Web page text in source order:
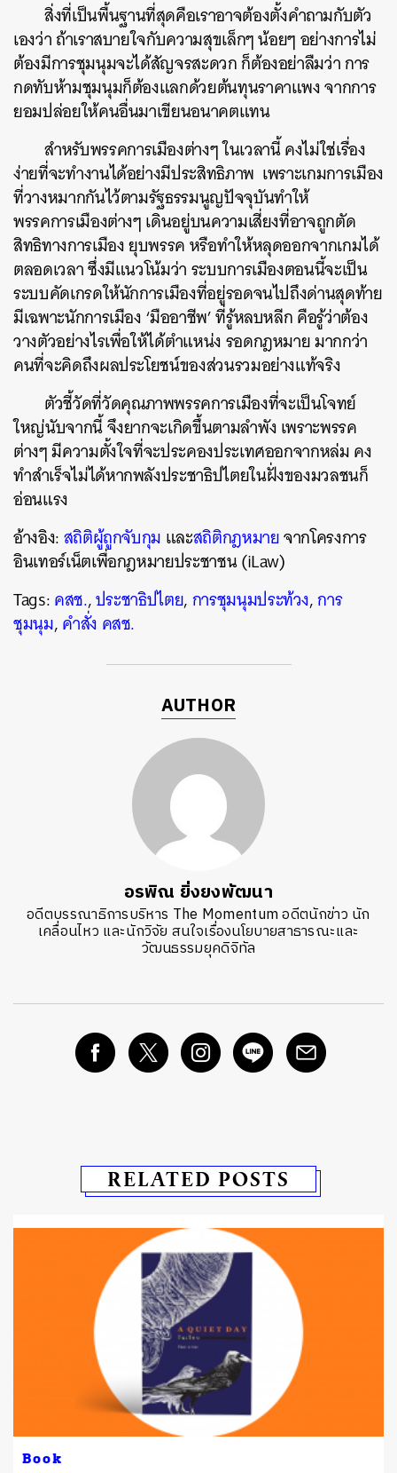
สิ่งที่เป็นพื้นฐานที่สุดคือเราอาจต้องตั้งคำถามกับตัว
เองว่า ถ้าเราสบายใจกับความสุขเล็กๆ น้อยๆ อย่างการไม่
ต้องมีการชุมนุมจะได้สัญจรสะดวก ก็ต้องอย่าลืมว่า การ
กดทับห้ามชุมนุมก็ต้องแลกด้วยต้นทุนราคาแพง จากการ
ยอมปล่อยให้คนอื่นมาเขียนอนาคตแทน
สำหรับพรรคการเมืองต่างๆ ในเวลานี้ คงไม่ใช่เรื่อง
ง่ายที่จะทำงานได้อย่างมีประสิทธิภาพ เพราะเกมการเมือง
ที่วางหมากกันไว้ตามรัฐธรรมนูญปัจจุบันทำให้
พรรคการเมืองต่างๆ เดินอยู่บนความเสี่ยงที่อาจถูกตัด
สิทธิทางการเมือง ยุบพรรค หรือทำให้หลุดออกจากเกมได้
ตลอดเวลา ซึ่งมีแนวโน้มว่า ระบบการเมืองตอนนี้จะเป็น
ระบบคัดเกรดให้นักการเมืองที่อยู่รอดจนไปถึงด่านสุดท้าย
มีเฉพาะนักการเมือง ‘มืออาชีพ’ ที่รู้หลบหลีก คือรู้ว่าต้อง
วางตัวอย่างไรเพื่อให้ได้ตำแหน่ง รอดกฎหมาย มากกว่า
คนที่จะคิดถึงผลประโยชน์ของส่วนรวมอย่างแท้จริง
ตัวชี้วัดที่วัดคุณภาพพรรคการเมืองที่จะเป็นโจทย์
ใหญ่นับจากนี้ จึงยากจะเกิดขึ้นตามลำพัง เพราะพรรค
ต่างๆ มีความตั้งใจที่จะประคองประเทศออกจากหล่ม คง
ทำสำเร็จไม่ได้หากพลังประชาธิปไตยในฝั่งของมวลชนก็
อ่อนแรง
อ้างอิง:สถิติผู้ถูกจับกุม และสถิติกฎหมายจากโครงการ
อินเทอร์เน็ตเพื่อกฎหมายประชาชน (iLaw)
Tags:คสช.,ประชาธิปไตย,การชุมนุมประท้วง,การ
ชุมนุม,คำสั่ง คสช.
AUTHOR
อรพิณ ยิ่งยงพัฒนา
อดีตบรรณาธิการบริหาร The Momentum อดีตนักข่าว นัก
เคลื่อนไหว และนักวิจัย สนใจเรื่องนโยบายสาธารณะและ
วัฒนธรรมยุคดิจิทัล
RELATED POSTS
Book